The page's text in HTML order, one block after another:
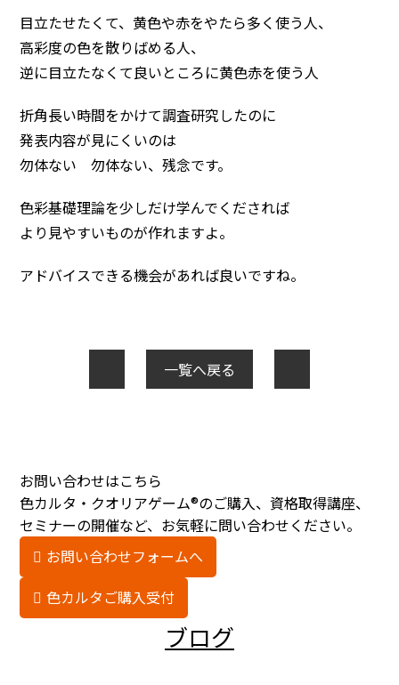
目立たせたくて、黄色や赤をやたら多く使う人、
高彩度の色を散りばめる人、
逆に目立たなくて良いところに黄色赤を使う人
折角長い時間をかけて調査研究したのに
発表内容が見にくいのは
勿体ない 勿体ない、残念です。
色彩基礎理論を少しだけ学んでくだされば
より見やすいものが作れますよ。
アドバイスできる機会があれば良いですね。
一覧へ戻る
お問い合わせはこちら
色カルタ・クオリアゲーム®のご購入、資格取得講座、
セミナーの開催など、お気軽に問い合わせください。
お問い合わせフォームへ
色カルタご購入受付
ブログ